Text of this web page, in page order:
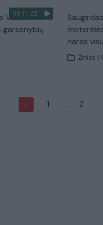
00:11:22
Vaitulionis
garsenybių
narės
Žinios
‹ 1 ... 2